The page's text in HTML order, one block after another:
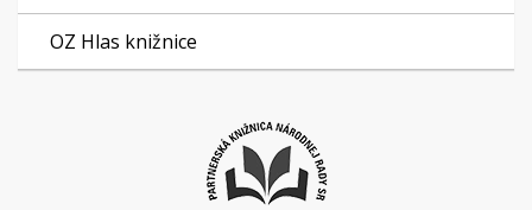
OZ Hlas knižnice